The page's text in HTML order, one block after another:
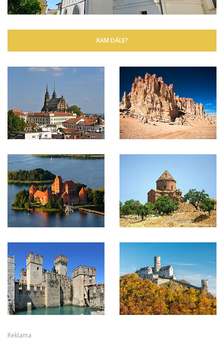
KAM DÁLE?
Reklama